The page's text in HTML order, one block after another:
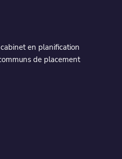
en planification
de placement